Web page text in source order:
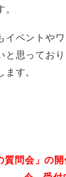
。
イベントや
と思ってお
ます。
質問会」の